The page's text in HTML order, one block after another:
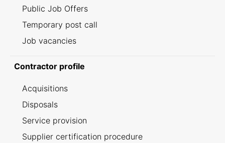
Public Job Offers
Temporary post call
Job vacancies
Contractor profile
Acquisitions
Disposals
Service provision
Supplier certification procedure